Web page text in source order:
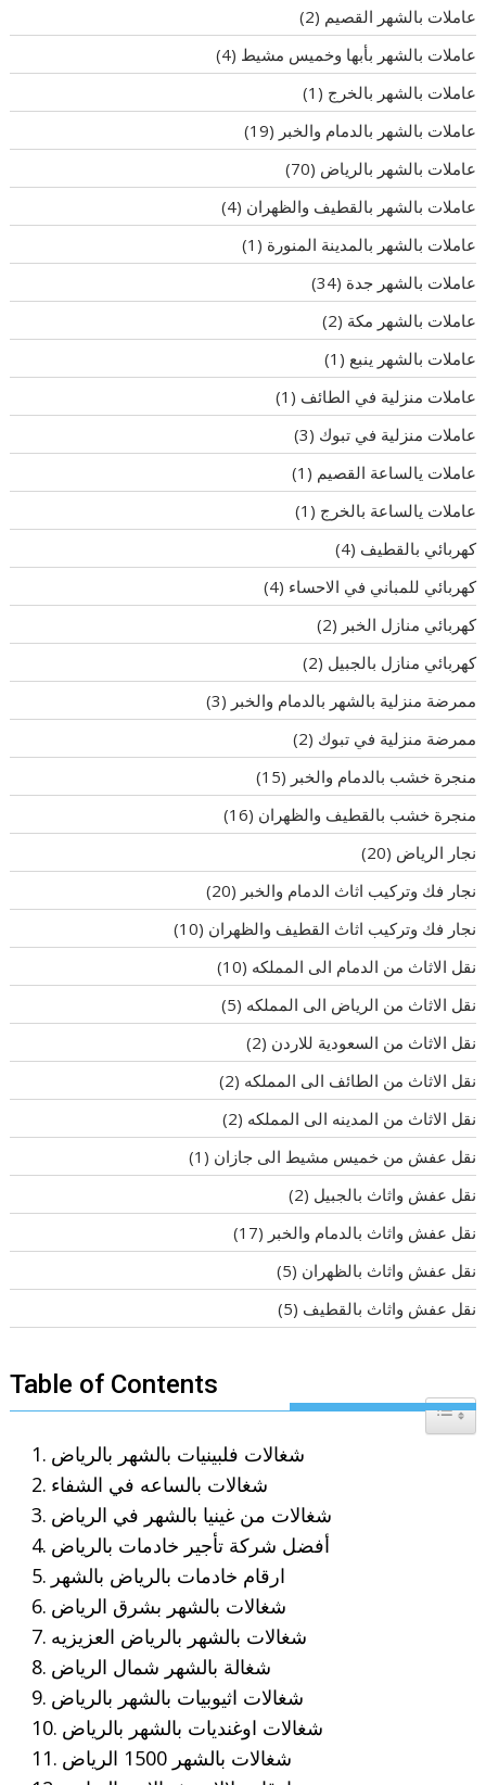
عاملات بالشهر القصيم (2)
عاملات بالشهر بأبها وخميس مشيط (4)
عاملات بالشهر بالخرج (1)
عاملات بالشهر بالدمام والخبر (19)
عاملات بالشهر بالرياض (70)
عاملات بالشهر بالقطيف والظهران (4)
عاملات بالشهر بالمدينة المنورة (1)
عاملات بالشهر جدة (34)
عاملات بالشهر مكة (2)
عاملات بالشهر ينبع (1)
عاملات منزلية في الطائف (1)
عاملات منزلية في تبوك (3)
عاملات يالساعة القصيم (1)
عاملات يالساعة بالخرج (1)
كهربائي بالقطيف (4)
كهربائي للمباني في الاحساء (4)
كهربائي منازل الخبر (2)
كهربائي منازل بالجبيل (2)
ممرضة منزلية بالشهر بالدمام والخبر (3)
ممرضة منزلية في تبوك (2)
منجرة خشب بالدمام والخبر (15)
منجرة خشب بالقطيف والظهران (16)
نجار الرياض (20)
نجار فك وتركيب اثاث الدمام والخبر (20)
نجار فك وتركيب اثاث القطيف والظهران (10)
نقل الاثاث من الدمام الى المملكه (10)
نقل الاثاث من الرياض الى المملكه (5)
نقل الاثاث من السعودية للاردن (2)
نقل الاثاث من الطائف الى المملكه (2)
نقل الاثاث من المدينه الى المملكه (2)
نقل عفش من خميس مشيط الى جازان (1)
نقل عفش واثاث بالجبيل (2)
نقل عفش واثاث بالدمام والخبر (17)
نقل عفش واثاث بالظهران (5)
نقل عفش واثاث بالقطيف (5)
Table of Contents
Toggle
شغالات فلبينيات بالشهر بالرياض
شغالات بالساعه في الشفاء
شغالات من غينيا بالشهر في الرياض
أفضل شركة تأجير خادمات بالرياض
ارقام خادمات بالرياض بالشهر
شغالات بالشهر بشرق الرياض
شغالات بالشهر بالرياض العزيزيه
شغالة بالشهر شمال الرياض
شغالات اثيوبيات بالشهر بالرياض
شغالات اوغنديات بالشهر بالرياض
شغالات بالشهر 1500 الرياض